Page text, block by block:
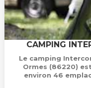
CAMPING
Le camping
Ormes (86220)
environ 46